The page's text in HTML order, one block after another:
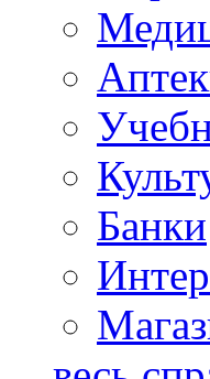
Банки